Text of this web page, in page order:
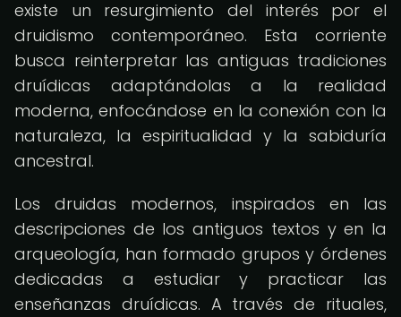
existe un resurgimiento del interés por el
druidismo contemporáneo. Esta corriente
busca reinterpretar las antiguas tradiciones
druídicas adaptándolas a la realidad
moderna, enfocándose en la conexión con la
naturaleza, la espiritualidad y la sabiduría
ancestral.
Los druidas modernos, inspirados en las
descripciones de los antiguos textos y en la
arqueología, han formado grupos y órdenes
dedicadas a estudiar y practicar las
enseñanzas druídicas. A través de rituales,